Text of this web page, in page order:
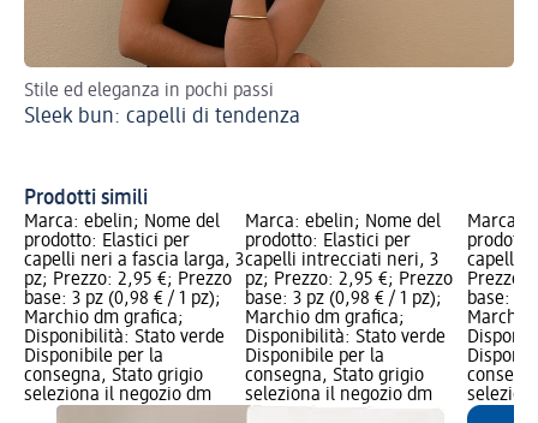
Stile ed eleganza in pochi passi
Sleek bun: capelli di tendenza
Prodotti simili
Marca: ebelin; Nome del
prodotto: Elastici per
capelli neri a fascia larga, 3
pz; Prezzo: 2,95 €; Prezzo
base: 3 pz (0,98 € / 1 pz);
Marchio dm grafica;
Disponibilità: Stato verde
Disponibile per la
consegna, Stato grigio
seleziona il negozio dm
Marca: ebelin; Nome del
prodotto: Elastici per
capelli intrecciati neri, 3
pz; Prezzo: 2,95 €; Prezzo
base: 3 pz (0,98 € / 1 pz);
Marchio dm grafica;
Disponibilità: Stato verde
Disponibile per la
consegna, Stato grigio
seleziona il negozio dm
Marca:
capelli
Prezzo:
base: 3
Marchio